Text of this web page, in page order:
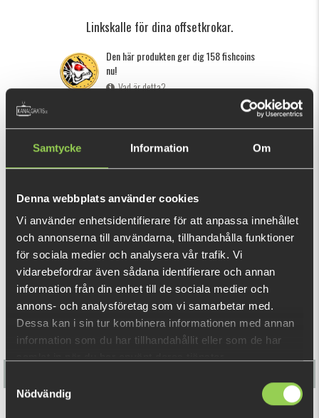
Samtycke Information Om
Denna webbplats använder cookies
Vi använder enhetsidentifierare för att anpassa innehållet
och annonserna till användarna, tillhandahålla funktioner
för sociala medier och analysera vår trafik. Vi
vidarebefordrar även sådana identifierare och annan
information från din enhet till de sociala medier och
annons- och analysföretag som vi samarbetar med.
Dessa kan i sin tur kombinera informationen med annan
information som du har tillhandahållit eller som de har
Nödvändig
Linkskalle för dina offsetkrokar.
Den här produkten ger dig 158 fishcoins
nu!
Vad är detta?
Linkskallar från Bite of Bleak i tungsten. Enkla att använda
med dina offset krokar.
REKOMMENDERADE PRODUKTER